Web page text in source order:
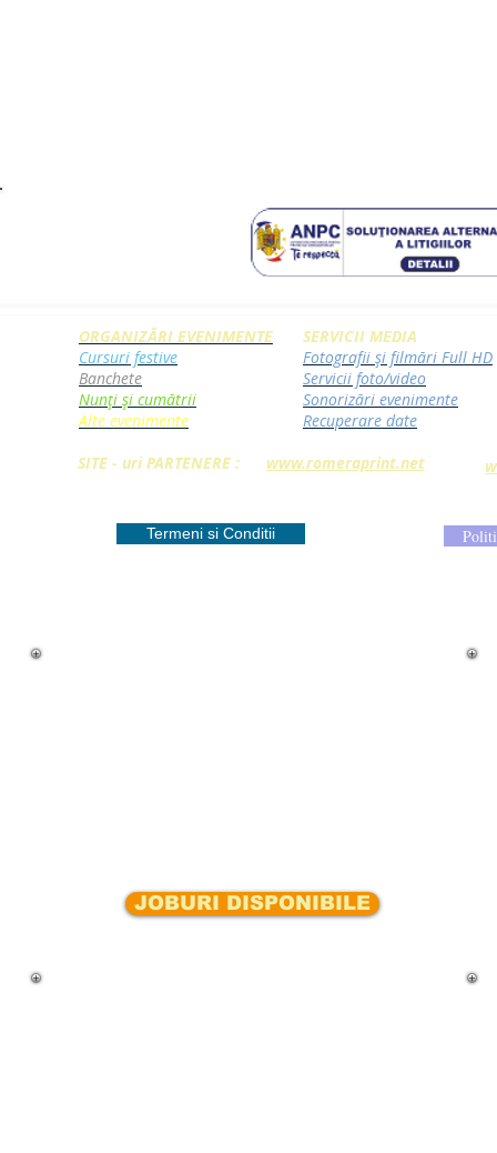
ORGANIZĂRI EVENIMENTE
Cursuri festive
Banchete
Nunți și cumătrii
Alte evenimente
SERVICII MEDIA
Fotografii și filmări Full HD
Servicii foto/video
Sonorizări evenimente
Recuperare date
Termeni si Conditii
SITE - uri PARTENERE : www.romeraprint.net
JOBURI DISPONIBILE